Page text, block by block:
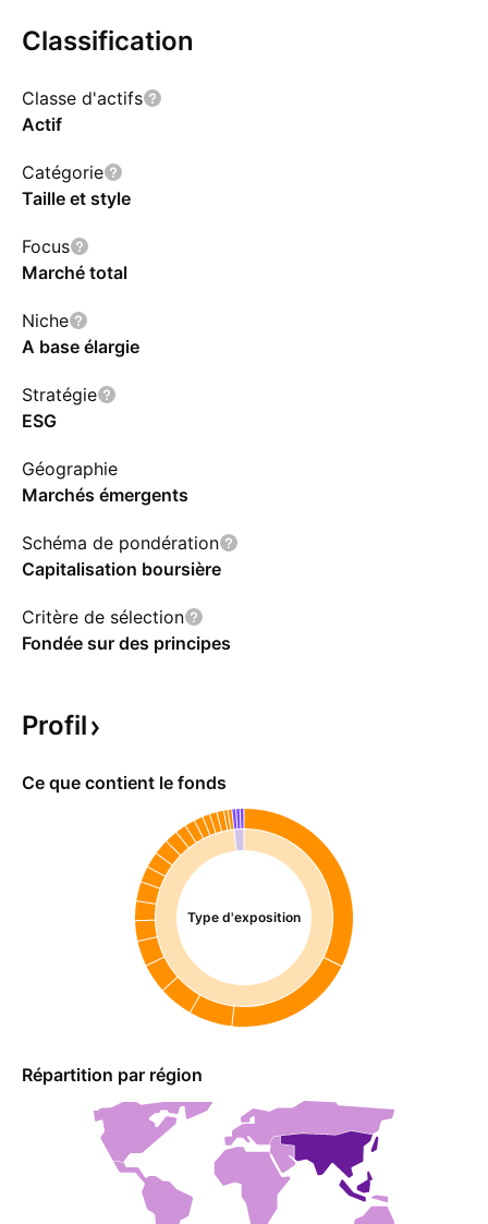
Classification
Classe d'actifs
Actif
Catégorie
Taille et style
Focus
Marché total
Niche
A base élargie
Stratégie
ESG
Géographie
Marchés émergents
Schéma de pondération
Capitalisation boursière
Critère de sélection
Fondée sur des principes
Profil
Ce que contient le fonds
Type d'exposition
Répartition par région